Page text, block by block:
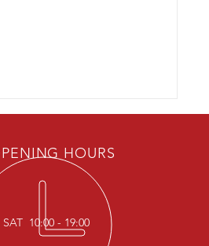
HOURS
10:00 - 19:00